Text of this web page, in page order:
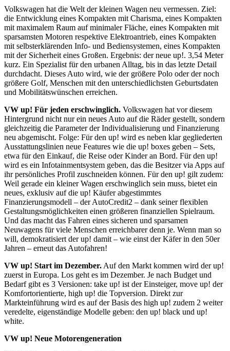
Volkswagen hat die Welt der kleinen Wagen neu vermessen. Ziel:
die Entwicklung eines Kompakten mit Charisma, eines Kompakten
mit maximalem Raum auf minimaler Fläche, eines Kompakten mit
sparsamsten Motoren respektive Elektroantrieb, eines Kompakten
mit selbsterklärenden Info- und Bediensystemen, eines Kompakten
mit der Sicherheit eines Großen. Ergebnis: der neue up!. 3,54 Meter
kurz. Ein Spezialist für den urbanen Alltag, bis in das letzte Detail
durchdacht. Dieses Auto wird, wie der größere Polo oder der noch
größere Golf, Menschen mit den unterschiedlichsten Geburtsdaten
und Mobilitätswünschen erreichen.
VW up! Für jeden erschwinglich. Volkswagen hat vor diesem
Hintergrund nicht nur ein neues Auto auf die Räder gestellt, sondern
gleichzeitig die Parameter der Individualisierung und Finanzierung
neu abgemischt. Folge: Für den up! wird es neben klar gegliederten
Ausstattungslinien neue Features wie die up! boxes geben – Sets,
etwa für den Einkauf, die Reise oder Kinder an Bord. Für den up!
wird es ein Infotainmentsystem geben, das die Besitzer via Apps auf
ihr persönliches Profil zuschneiden können. Für den up! gilt zudem:
Weil gerade ein kleiner Wagen erschwinglich sein muss, bietet ein
neues, exklusiv auf die up! Käufer abgestimmtes
Finanzierungsmodell – der AutoCredit2 – dank seiner flexiblen
Gestaltungsmöglichkeiten einen größeren finanziellen Spielraum.
Und das macht das Fahren eines sicheren und sparsamen
Neuwagens für viele Menschen erreichbarer denn je. Wenn man so
will, demokratisiert der up! damit – wie einst der Käfer in den 50er
Jahren – erneut das Autofahren!
VW up! Start im Dezember. Auf den Markt kommen wird der up!
zuerst in Europa. Los geht es im Dezember. Je nach Budget und
Bedarf gibt es 3 Versionen: take up! ist der Einsteiger, move up! der
Komfortorientierte, high up! die Topversion. Direkt zur
Markteinführung wird es auf der Basis des high up! zudem 2 weiter
veredelte, eigenständige Modelle geben: den up! black und up!
white.
VW up! Neue Motorengeneration